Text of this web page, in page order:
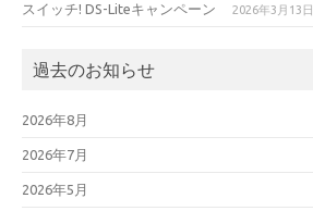
スイッチ! DS-Liteキャンペーン 2026年3月13日
過去のお知らせ
2026年8月
2026年7月
2026年5月